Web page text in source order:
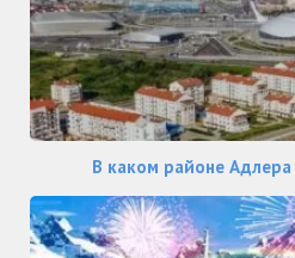
В каком районе